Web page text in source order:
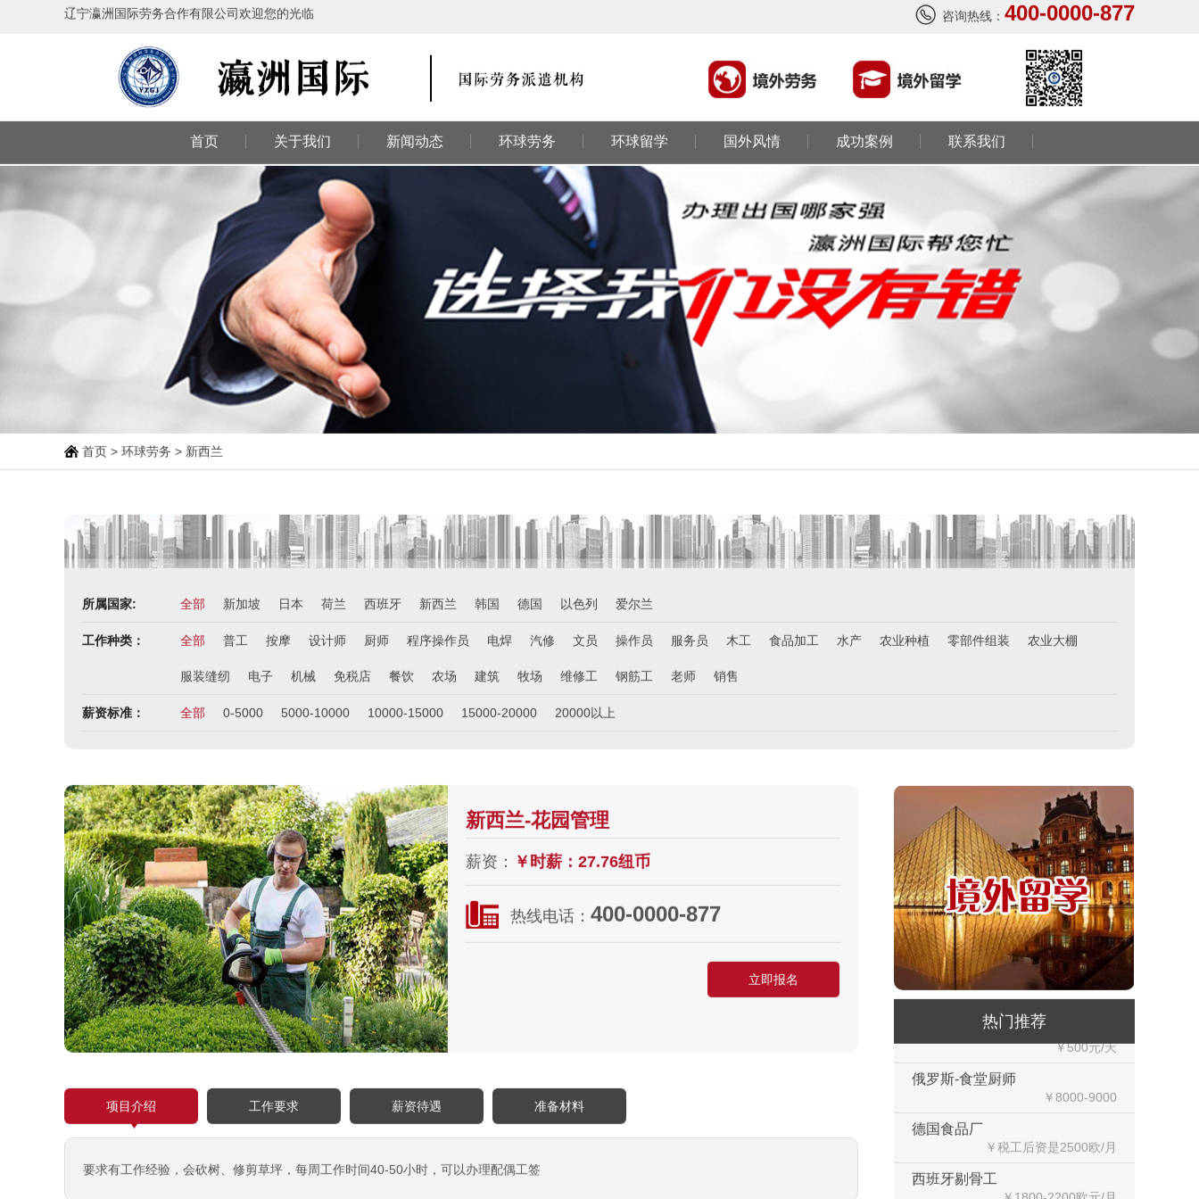
辽宁瀛洲国际劳务合作有限公司欢迎您的光临 咨询热线： 400-0000-877
首页 关于我们 新闻动态 环球劳务 环球留学 国外风情 成功案例 联系我们
首页 > 环球劳务 > 新西兰
所属国家: 全部 新加坡 日本 荷兰 西班牙 新西兰 韩国 德国 以色列 爱尔兰
工作种类： 全部 普工 按摩 设计师 厨师 程序操作员 电焊 汽修 文员 操作员 服务员 木工 食品加工 水产 农业种植 零部件组装 农业大棚
服装缝纫 电子 机械 免税店 餐饮 农场 建筑 牧场 维修工 钢筋工 老师 销售
薪资标准： 全部 0-5000 5000-10000 10000-15000 15000-20000 20000以上
新西兰-花园管理
薪资： ￥时薪：27.76纽币
热线电话： 400-0000-877
立即报名
项目介绍 工作要求 薪资待遇 准备材料
要求有工作经验，会砍树、修剪草坪，每周工作时间40-50小时，可以办理配偶工签
热门推荐
荷兰-铁板烧厨师
荷兰-中餐厨师
￥税后月薪2100欧
新加坡-火锅店店长
￥3300-3666新（人民币1800-
￥12000-14000
俄罗斯-帮厨
￥8000起-9000
俄罗斯-混凝土工
￥500元/天
俄罗斯-瓷砖工
￥500元/天
俄罗斯-钢筋工
俄罗斯-食堂厨师
西班牙剔骨工
厨师、帮厨（夫妻工）